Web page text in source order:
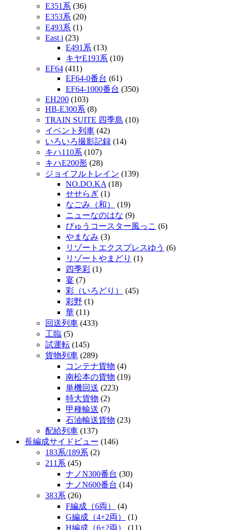
E351系 (36)
E353系 (20)
E493系 (1)
East i (23)
E491系 (13)
キヤE193系 (10)
EF64 (411)
EF64-0番台 (61)
EF64-1000番台 (350)
EH200 (103)
HB-E300系 (8)
TRAIN SUITE 四季島 (10)
イベント列車 (42)
いろいろ撮影記録 (14)
キハ110系 (107)
キハE200形 (28)
ジョイフルトレイン (139)
NO.DO.KA (18)
せせらぎ (1)
なごみ（和）
(19)
ニューなのはな (9)
びゅうコースター風っこ (6)
やまなみ (3)
リゾートエクスプレスゆう (6)
リゾートやまどり (1)
四季彩 (1)
宴 (7)
彩（いろどり）
(45)
彩野 (1)
華 (11)
回送列車 (433)
工臨 (5)
試運転 (145)
貨物列車 (289)
コンテナ貨物 (4)
南松本の貨物 (19)
単機回送 (223)
特大貨物 (2)
甲種輸送 (7)
石油輸送貨物 (23)
配給列車 (137)
長編成サイドビュー (146)
183系/189系 (2)
211系 (45)
ナノN300番台 (30)
ナノN600番台 (14)
383系 (26)
F編成（6両）
(4)
G編成（4+2両）
(1)
H編成（6+2両）
(11)